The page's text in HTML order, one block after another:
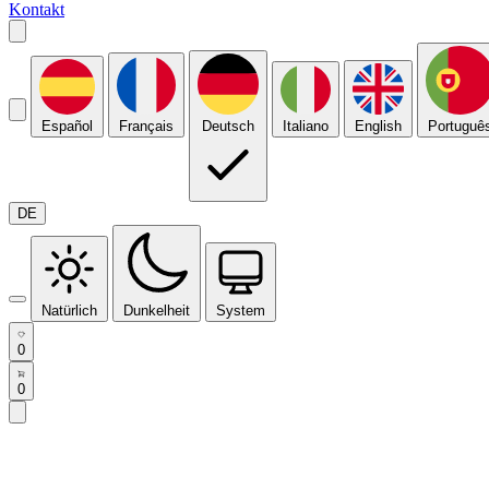
Kontakt
Español Français Deutsch Italiano English
DE
Natürlich Dunkelheit System
0
0